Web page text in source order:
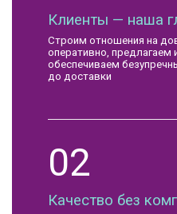
Клиенты — наша
Строим отношения на
оперативно, предлагаем
обеспечиваем
до доставки
02
Качество без